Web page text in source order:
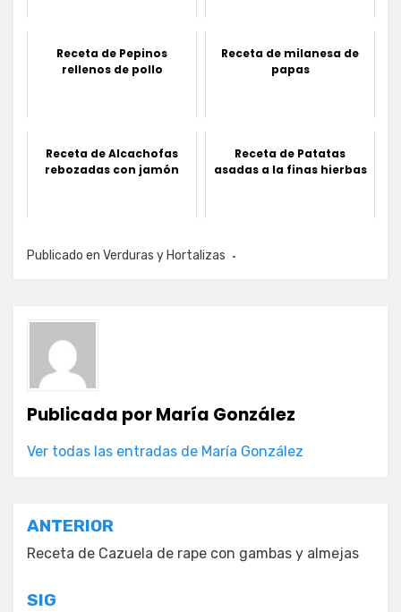
Receta de Pepinos
rellenos de pollo
Receta de milanesa de
papas
Receta de Alcachofas
rebozadas con jamón
Receta de Patatas
asadas a la finas hierbas
Publicado en Verduras y Hortalizas
Publicada porMaría González
Ver todas las entradas de María González
Navegación
de
entradas
ANTERIOR
Receta de Cazuela de rape con gambas y almejas
SIG